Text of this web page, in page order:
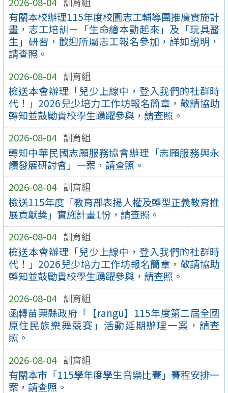
有關本校辦理115年度校園志工輔導團推廣實施計
畫，志工培訓－「生命繪本動起來」及「玩具醫
生」研習，歡迎所屬志工報名參加，詳如說明，
請查照。
2026-08-04 訓育組
檢送本會辦理「兒少上線中，登入我們的社群時
代！」2026兒少培力工作坊報名簡章，敬請協助
轉知並鼓勵貴校學生踴躍參與，請查照。
2026-08-04 訓育組
轉知中華民國志願服務協會辦理「志願服務與永
續發展研討會」一案，請查照。
2026-08-04 訓育組
檢送115年度「教育部表揚人權及轉型正義教育推
展貢獻獎」實施計畫1份，請查照。
2026-08-04 訓育組
檢送本會辦理「兒少上線中，登入我們的社群時
代！」2026兒少培力工作坊報名簡章，敬請協助
轉知並鼓勵貴校學生踴躍參與，請查照。
2026-08-04 訓育組
函轉苗栗縣政府「【rangu】115年度第二屆全國
原住民族樂舞競賽」活動延期辦理一案，請查
照。
2026-08-04 訓育組
有關本市「115學年度學生音樂比賽」賽程安排一
案，請查照。